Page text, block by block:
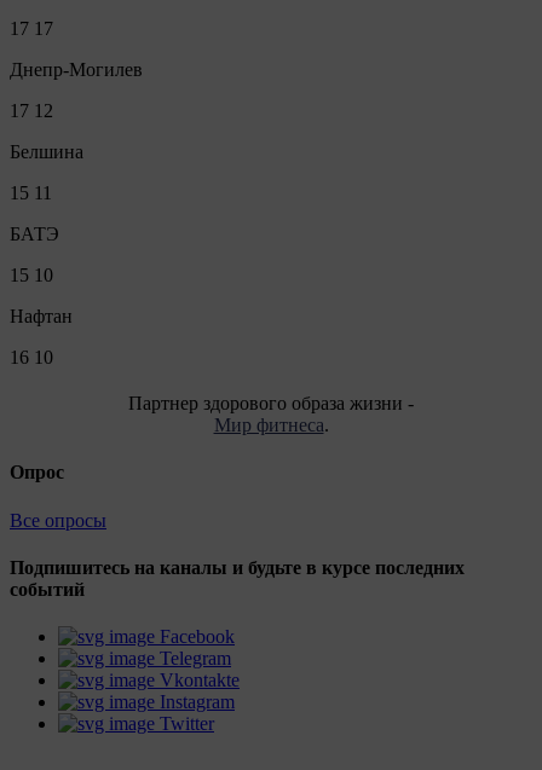
17 17
Днепр-Могилев
17 12
Белшина
15 11
БАТЭ
15 10
Нафтан
16 10
Партнер здорового образа жизни -
Мир фитнеса.
Опрос
Все опросы
Подпишитесь на каналы и будьте в курсе последних
событий
Facebook
Telegram
Vkontakte
Instagram
Twitter